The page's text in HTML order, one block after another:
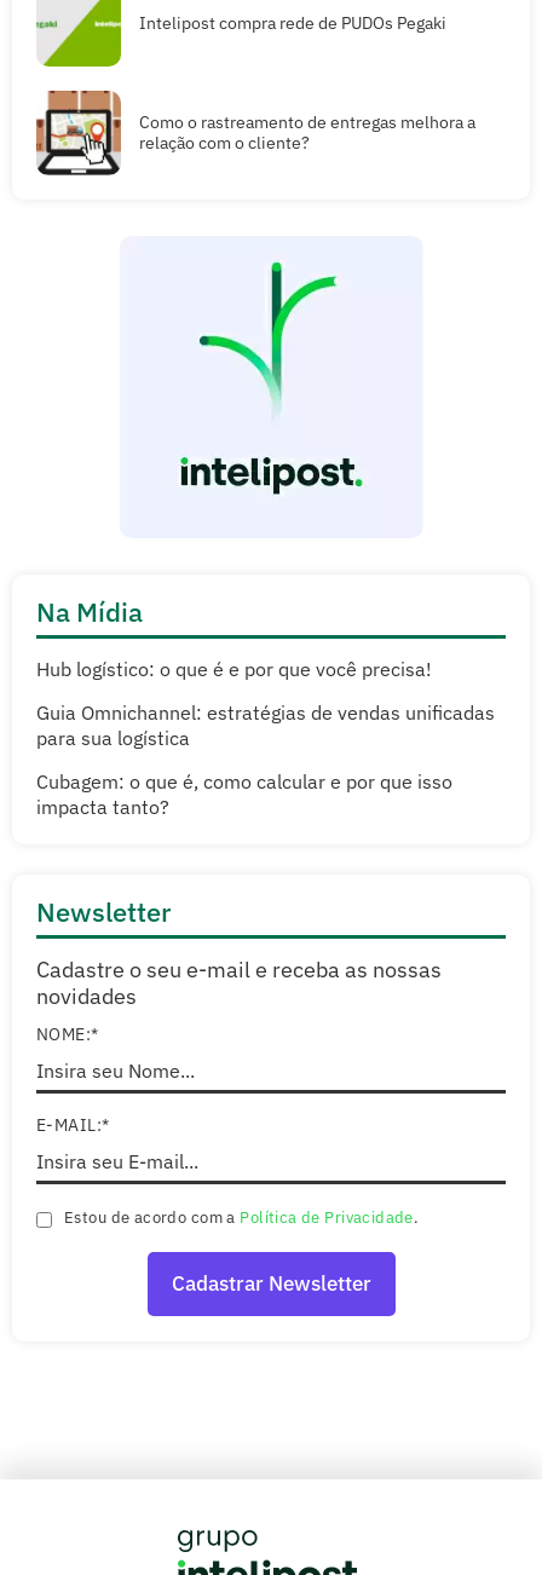
Intelipost compra rede de PUDOs Pegaki
Como o rastreamento de entregas melhora a
relação com o cliente?
Na Mídia
Hub logístico: o que é e por que você precisa!
Guia Omnichannel: estratégias de vendas unificadas
para sua logística
Cubagem: o que é, como calcular e por que isso
impacta tanto?
Newsletter
Cadastre o seu e-mail e receba as nossas
novidades
NOME:*
E-MAIL:*
Estou de acordo com a Política de Privacidade.